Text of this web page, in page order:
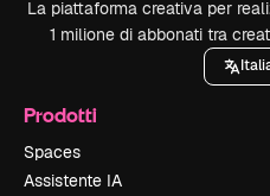
La piattaforma creativa per
1 milione di abbonati tra
Prodotti
Spaces
Assistente IA